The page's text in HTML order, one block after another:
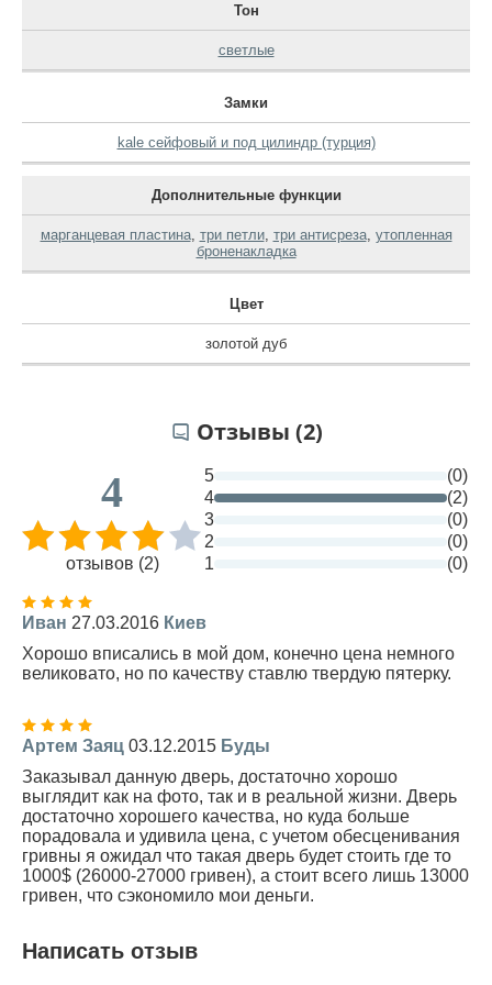
Тон
светлые
Замки
kale сейфовый и под цилиндр (турция)
Дополнительные функции
марганцевая пластина, три петли, три антисреза, утопленная
броненакладка
Цвет
золотой дуб
Отзывы (2)
4
отзывов (2)
5
(0)
4
(2)
3
(0)
2
(0)
1
(0)
Иван 27.03.2016 Киев
Хорошо вписались в мой дом, конечно цена немного
великовато, но по качеству ставлю твердую пятерку.
Артем Заяц 03.12.2015 Буды
Заказывал данную дверь, достаточно хорошо
выглядит как на фото, так и в реальной жизни. Дверь
достаточно хорошего качества, но куда больше
порадовала и удивила цена, с учетом обесценивания
гривны я ожидал что такая дверь будет стоить где то
1000$ (26000-27000 гривен), а стоит всего лишь 13000
гривен, что сэкономило мои деньги.
Написать отзыв